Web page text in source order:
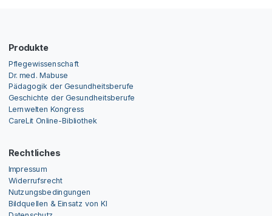
Produkte
Pflegewissenschaft
Dr. med. Mabuse
Pädagogik der Gesundheitsberufe
Geschichte der Gesundheitsberufe
Lernwelten Kongress
CareLit Online-Bibliothek
Rechtliches
Impressum
Widerrufsrecht
Nutzungsbedingungen
Bildquellen & Einsatz von KI